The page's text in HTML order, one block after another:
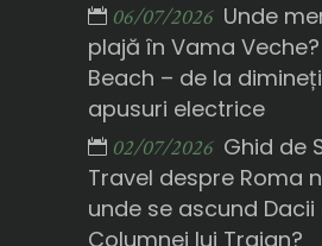
06/07/2026 Unde
plajă în Vama
Beach – de la
apusuri electrice
02/07/2026 Ghid de
Travel despre Roma
unde se ascund
Columnei lui Traian?